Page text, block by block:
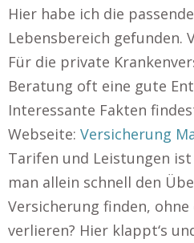
Hier habe ich die
Lebensbereich gefunden.
Für die private
Beratung oft eine gute
Interessante Fakten
Webseite: Versicherung
Tarifen und Leistungen
man allein schnell den
Versicherung finden,
verlieren? Hier klappt‘s